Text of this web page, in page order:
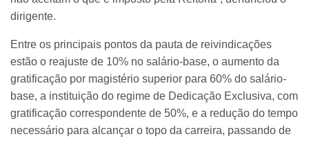
dirigente.
Entre os principais pontos da pauta de reivindicações
estão o reajuste de 10% no salário-base, o aumento da
gratificação por magistério superior para 60% do salário-
base, a instituição do regime de Dedicação Exclusiva, com
gratificação correspondente de 50%, e a redução do tempo
necessário para alcançar o topo da carreira, passando de